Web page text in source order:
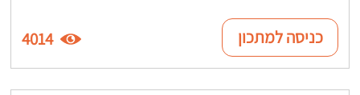
כניסה למתכון 4014